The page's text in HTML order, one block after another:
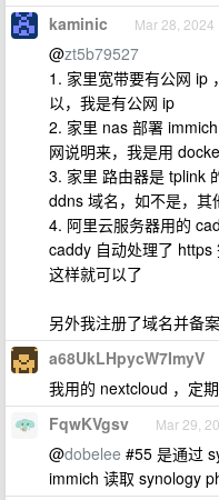
kaminic Mar 28, 2024
@zt5b79527
1. 家里宽带要有公网 ip
以，我是有公网 ip
2. 家里 nas 部署
网说明来，我是用
3. 家里 路由器是 tplink
ddns 域名，如不是，其
4. 阿里云服务器用的
caddy 自动处理了 https
这样就可以了
另外我注册了域名并备
a68UkLHpycW7ImyV
我用的 nextcloud ，定
FqwKVgsv Mar 29,
@dobelee #55 是通过
immich 读取 synology